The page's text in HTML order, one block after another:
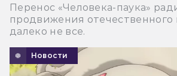
Перенос «Человека-паука»
продвижения
далеко не все.
Новости